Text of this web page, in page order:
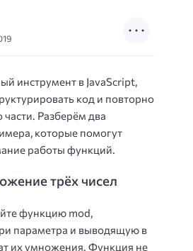
инструмент в JavaScript,
код и повторно
части. Разберём два
которые помогут
работы функций.
трёх чисел
функцию mod,
параметра и выводящую в
их умножения. Функция не